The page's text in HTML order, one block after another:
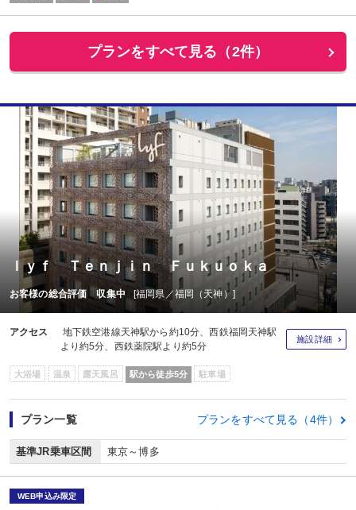
プランをすべて見る（2件）
ｌｙｆ Ｔｅｎｊｉｎ Ｆｕｋｕｏｋａ
お客様の総合評価 収集中 [福岡県／福岡（天神）]
アクセス
地下鉄空港線天神駅から約10分、西鉄福岡天神駅
より約5分、西鉄薬院駅より約5分
施設詳細
大浴場 温泉 露天風呂 駅から徒歩5分 駐車場
プラン一覧 プランをすべて見る（4件）
基準JR乗車区間 東京～博多
WEB申込み限定